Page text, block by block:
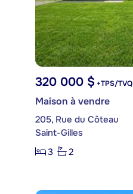
320 000 $ +TPS/TVQ
Maison à vendre
205, Rue du Côteau
Saint-Gilles
3
2